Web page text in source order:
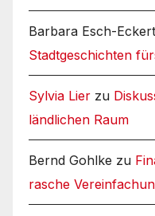
Barbara Esch-Eckert
Stadtgeschichten
Sylvia Lier zu
ländlichen Raum
Bernd Gohlke zu
rasche